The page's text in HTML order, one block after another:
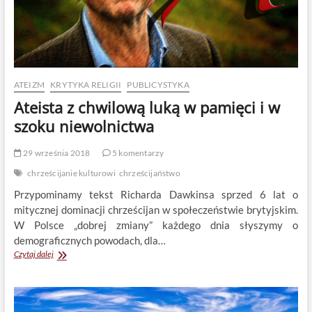
ATEIZM KRYTYKA RELIGII PUBLICYSTYKA
Ateista z chwilową luką w pamięci i w
szoku niewolnictwa
29 września 2018
5 komentarzy
chrześcijanie kulturowi chrześcijaństwo
Przypominamy tekst Richarda Dawkinsa sprzed 6 lat o
mitycznej dominacji chrześcijan w społeczeństwie brytyjskim.
W Polsce „dobrej zmiany” każdego dnia słyszymy o
demograficznych powodach, dla…
Czytaj dalejAteista
luką
w